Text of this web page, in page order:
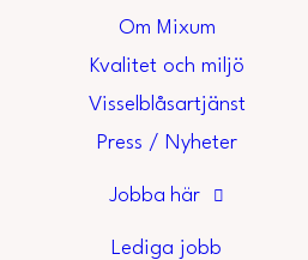
Om Mixum
Kvalitet och miljö
Visselblåsartjänst
Press / Nyheter
Jobba här
Lediga jobb